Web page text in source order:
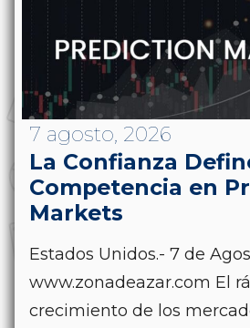
7 agosto, 2026
La Confianza
Competencia en
Markets
Estados Unidos.- 7 de
www.zonadeazar.com El
crecimiento de los